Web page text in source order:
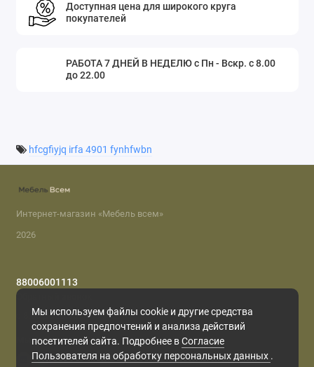
Доступная цена для широкого круга
покупателей
РАБОТА 7 ДНЕЙ В НЕДЕЛЮ с Пн - Вскр. с 8.00
до 22.00
hfcgfiyjq irfa 4901 fynhfwbn
Мы используем файлы cookie и другие средства
сохранения предпочтений и анализа действий
посетителей сайта. Подробнее вСогласие
Пользователя на обработку персональных данных .
Интернет-магазин «Мебель всем»
2026
88006001113
Обратный звонок
с 8.00 до 22.00
Мы в сети